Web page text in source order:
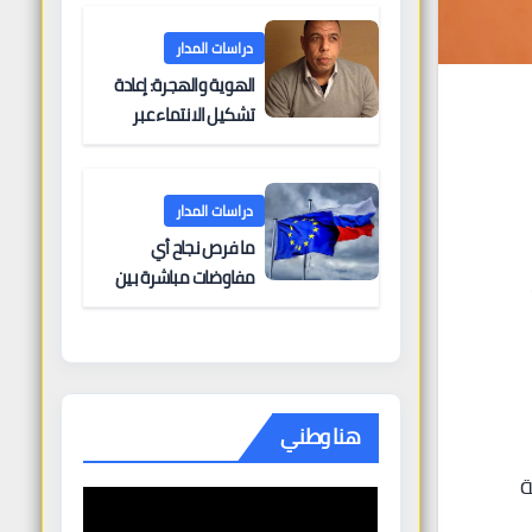
دراسات المدار
الهوية والهجرة: إعادة
تشكيل الانتماء عبر
دراسات المدار
ما فرص نجاح أي
مفاوضات مباشرة بين
هنا وطني